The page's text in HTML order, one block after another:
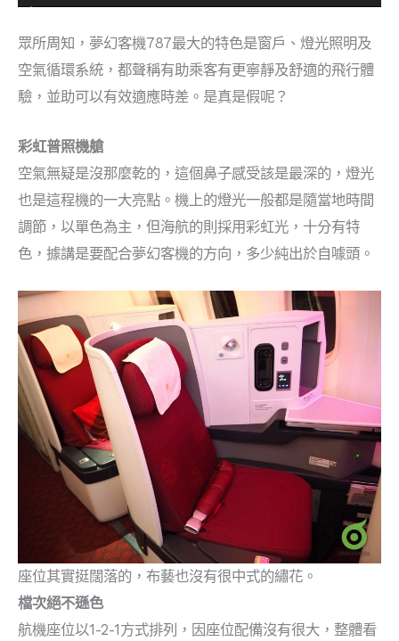
眾所周知，夢幻客機787最大的特色是窗戶、燈光照明及
空氣循環系統，都聲稱有助乘客有更寧靜及舒適的飛行體
驗，並助可以有效適應時差。是真是假呢？
彩虹普照機艙
空氣無疑是沒那麼乾的，這個鼻子感受該是最深的，燈光
也是這程機的一大亮點。機上的燈光一般都是隨當地時間
調節，以單色為主，但海航的則採用彩虹光，十分有特
色，據講是要配合夢幻客機的方向，多少純出於自噱頭。
座位其實挺闊落的，布藝也沒有很中式的繡花。
檔次絕不遜色
航機座位以1-2-1方式排列，因座位配備沒有很大，整體看